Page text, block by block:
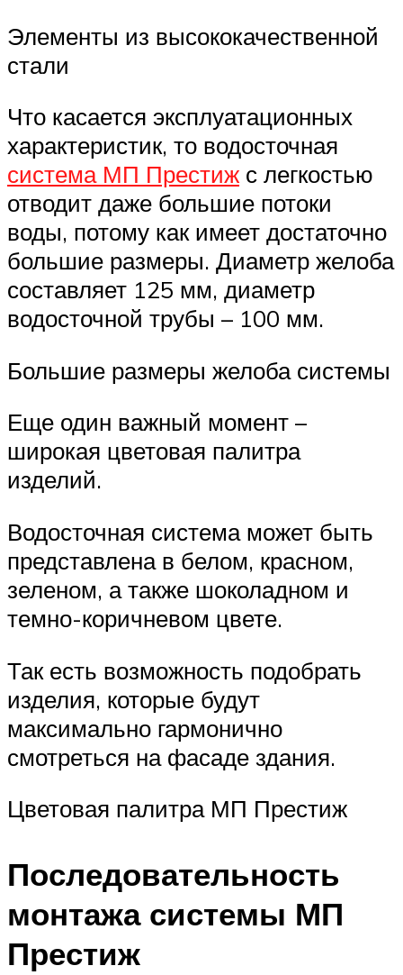
Элементы из высококачественной
стали
Что касается эксплуатационных
характеристик, то водосточная
система МП Престиж с легкостью
отводит даже большие потоки
воды, потому как имеет достаточно
большие размеры. Диаметр желоба
составляет 125 мм, диаметр
водосточной трубы – 100 мм.
Большие размеры желоба системы
Еще один важный момент –
широкая цветовая палитра
изделий.
Водосточная система может быть
представлена в белом, красном,
зеленом, а также шоколадном и
темно-коричневом цвете.
Так есть возможность подобрать
изделия, которые будут
максимально гармонично
смотреться на фасаде здания.
Цветовая палитра МП Престиж
Последовательность
монтажа системы МП
Престиж